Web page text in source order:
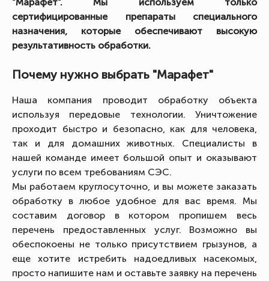
сертифицированные препараты специального
назначения, которые обеспечивают высокую
результативность обработки.
Почему нужно выбрать "Марафет"
Наша компания проводит обработку объекта
используя передовые технологии. Уничтожение
проходит быстро и безопасно, как для человека,
так и для домашних животных. Специалисты в
нашей команде имеет большой опыт и оказывают
услуги по всем требованиям СЭС.
Мы работаем круглосуточно, и вы можете заказать
обработку в любое удобное для вас время. Мы
составим договор в котором пропишем весь
перечень предоставленных услуг. Возможно вы
обеспокоены не только присутствием грызунов, а
еще хотите истребить надоедливых насекомых,
просто напишите нам и оставьте заявку на перечень